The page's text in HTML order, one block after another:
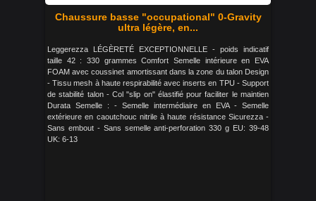
Chaussure basse "occupational" 0-Gravity
ultra légère, en...
Leggerezza LÉGÈRETÉ EXCEPTIONNELLE - poids indicatif
taille 42 : 330 grammes Comfort Semelle intérieure en EVA
FOAM avec coussinet amortissant dans la zone du talon Design
- Tissu mesh à haute respirabilité avec inserts en TPU - Support
de stabilité talon - Col "slip on" élastifié pour faciliter le maintien
Durata Semelle : - Semelle intermédiaire en EVA - Semelle
extérieure en caoutchouc nitrile à haute résistance Sicurezza -
Sans embout - Sans semelle anti-perforation 330 g EU: 39-48
UK: 6-13